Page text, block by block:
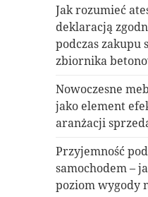
Jak rozumieć
deklaracją
podczas zakupu
zbiornika
Nowoczesne
jako element
aranżacji
Przyjemność
samochodem –
poziom wygody